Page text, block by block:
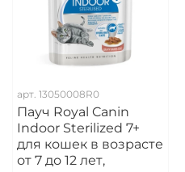
арт. 13050008R0
Пауч Royal Canin
Indoor Sterilized 7+
для кошек в возрасте
от 7 до 12 лет,